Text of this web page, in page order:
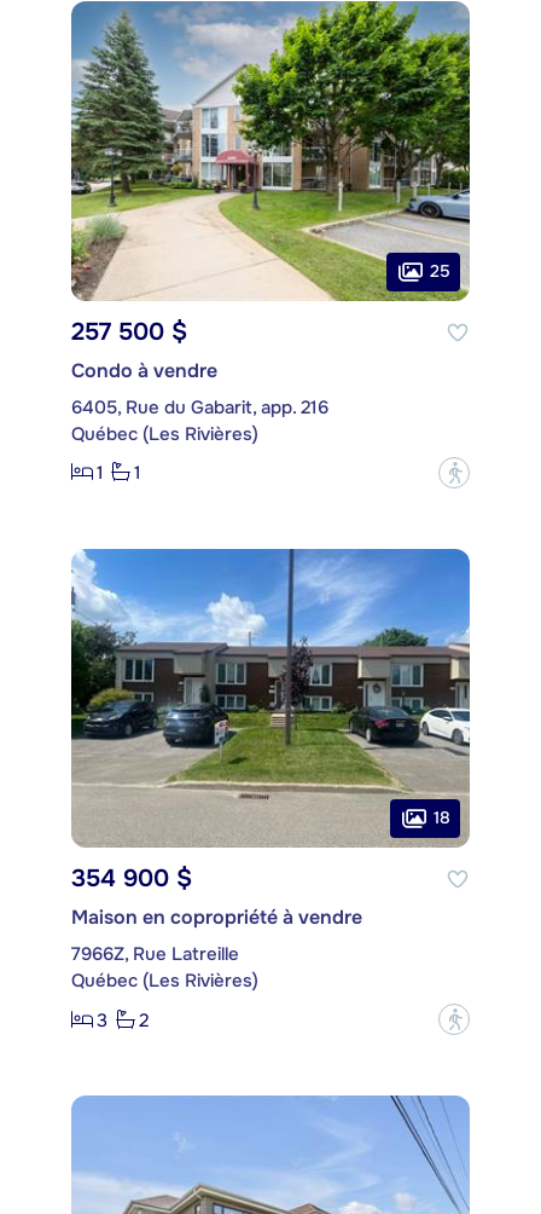
25
257 500 $
Condo à vendre
6405, Rue du Gabarit, app. 216
Québec (Les Rivières)
1
1 ?
18
354 900 $
Maison en copropriété à vendre
7966Z, Rue Latreille
Québec (Les Rivières)
3
2 ?